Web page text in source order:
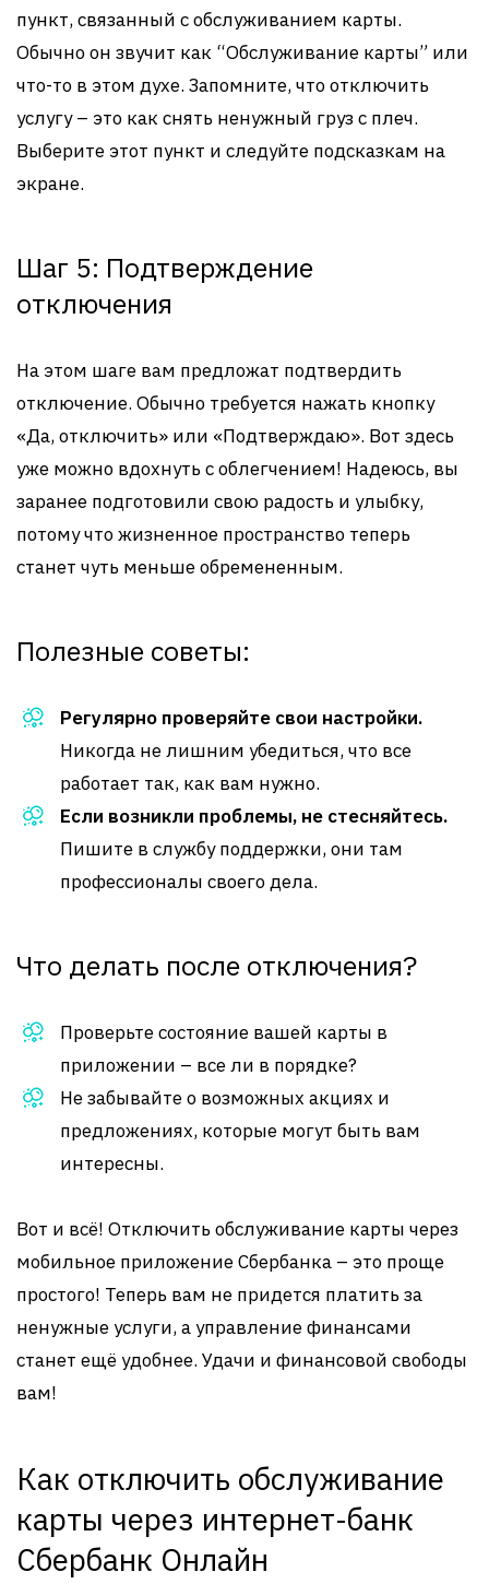
пункт, связанный с обслуживанием карты.
Обычно он звучит как “Обслуживание карты” или
что-то в этом духе. Запомните, что отключить
услугу – это как снять ненужный груз с плеч.
Выберите этот пункт и следуйте подсказкам на
экране.
Шаг 5: Подтверждение
отключения
На этом шаге вам предложат подтвердить
отключение. Обычно требуется нажать кнопку
«Да, отключить» или «Подтверждаю». Вот здесь
уже можно вдохнуть с облегчением! Надеюсь, вы
заранее подготовили свою радость и улыбку,
потому что жизненное пространство теперь
станет чуть меньше обремененным.
Полезные советы:
Регулярно проверяйте свои настройки.
Никогда не лишним убедиться, что все
работает так, как вам нужно.
Если возникли проблемы, не стесняйтесь.
Пишите в службу поддержки, они там
профессионалы своего дела.
Что делать после отключения?
Проверьте состояние вашей карты в
приложении – все ли в порядке?
Не забывайте о возможных акциях и
предложениях, которые могут быть вам
интересны.
Вот и всё! Отключить обслуживание карты через
мобильное приложение Сбербанка – это проще
простого! Теперь вам не придется платить за
ненужные услуги, а управление финансами
станет ещё удобнее. Удачи и финансовой свободы
вам!
Как отключить обслуживание
карты через интернет-банк
Сбербанк Онлайн